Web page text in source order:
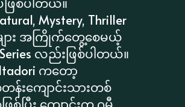
Mystery, Thriller
ျား အကြိုက်တွေ့စေမယ့်
လည်းဖြစ်ပါတယ်။
Itadori ကတော့
းကျောင်းသားတစ်